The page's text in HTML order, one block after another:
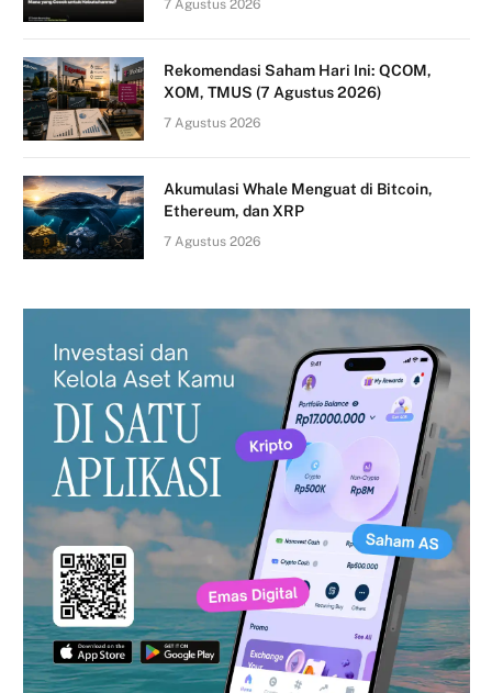
7 Agustus 2026
Rekomendasi Saham Hari Ini: QCOM,
XOM, TMUS (7 Agustus 2026)
7 Agustus 2026
Akumulasi Whale Menguat di Bitcoin,
Ethereum, dan XRP
7 Agustus 2026